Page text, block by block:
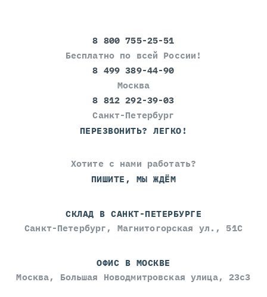
8 800 755-25-51
Бесплатно по всей России!
8 499 389-44-90
Москва
8 812 292-39-03
Санкт-Петербург
ПЕРЕЗВОНИТЬ? ЛЕГКО!
Хотите с нами работать?
ПИШИТЕ, МЫ ЖДЁМ
СКЛАД В САНКТ-ПЕТЕРБУРГЕ
Санкт-Петербург, Магнитогорская ул., 51С
ОФИС В МОСКВЕ
Москва, Большая Новодмитровская улица, 23с3